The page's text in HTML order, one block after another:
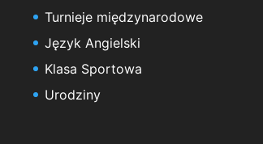
Turnieje międzynarodowe
Język Angielski
Klasa Sportowa
Urodziny